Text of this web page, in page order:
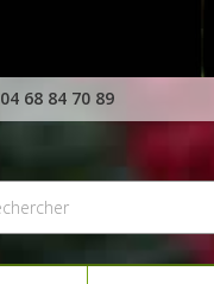
04 68 84 70 89